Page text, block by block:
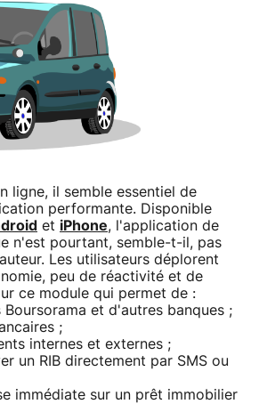
ligne, il semble essentiel de
performante. Disponible
et iPhone, l'application de
n'est pourtant, semble-t-il, pas
Les utilisateurs déplorent
peu de réactivité et de
ce module qui permet de :
Boursorama et d'autres banques ;
;
internes et externes ;
un RIB directement par SMS ou
immédiate sur un prêt immobilier